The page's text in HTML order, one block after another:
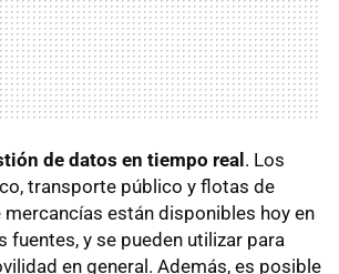
de datos en tiempo real . Los
transporte público y flotas de
están disponibles hoy en
fuentes, y se pueden utilizar para
en general. Además, es posible